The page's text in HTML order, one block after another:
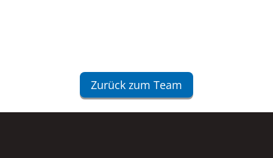
Zurück zum Team